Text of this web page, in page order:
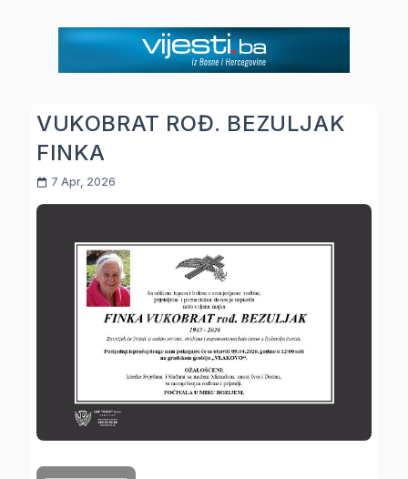
VUKOBRAT ROĐ. BEZULJAK
FINKA
7 Apr, 2026